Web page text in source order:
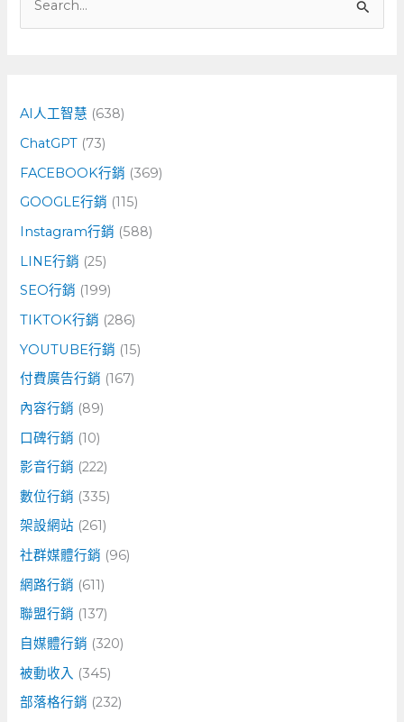
字
:
AI人工智慧 (638)
ChatGPT (73)
FACEBOOK行銷 (369)
GOOGLE行銷 (115)
Instagram行銷 (588)
LINE行銷 (25)
SEO行銷 (199)
TIKTOK行銷 (286)
YOUTUBE行銷 (15)
付費廣告行銷 (167)
內容行銷 (89)
口碑行銷 (10)
影音行銷 (222)
數位行銷 (335)
架設網站 (261)
社群媒體行銷 (96)
網路行銷 (611)
聯盟行銷 (137)
自媒體行銷 (320)
被動收入 (345)
部落格行銷 (232)